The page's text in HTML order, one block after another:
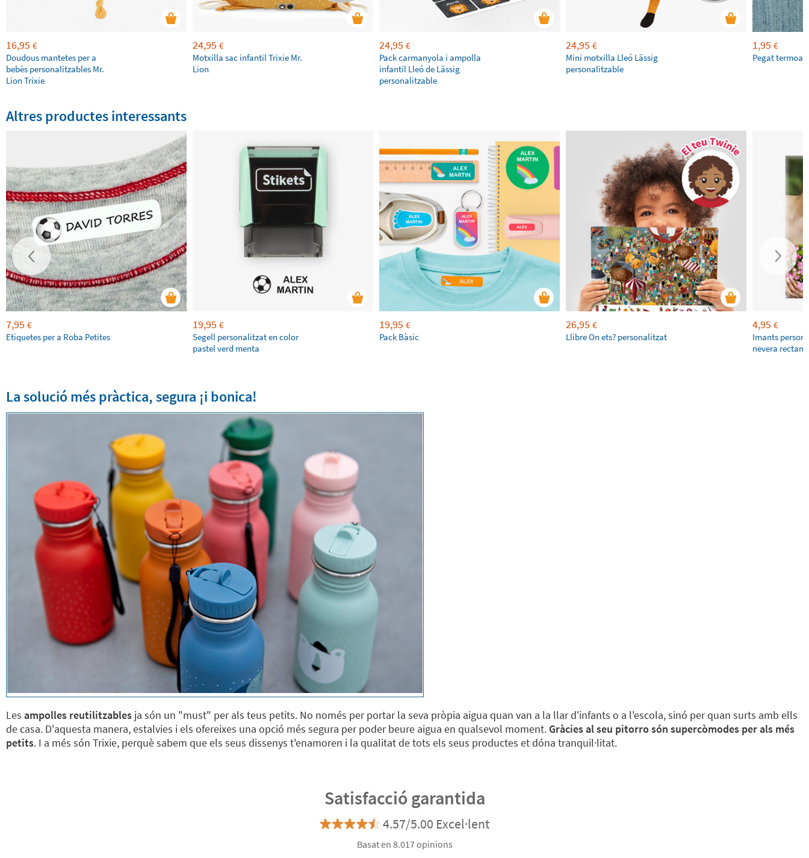
16,95 €
Doudous mantetes per a
bebès personalitzables Mr.
Lion Trixie
24,95 €
Motxilla sac infantil Trixie Mr.
Lion
24,95 €
Pack carmanyola i ampolla
infantil Lleó de Lässig
personalitzable
24,95 €
Mini motxilla Lleó Lässig
personalitzable
1,95 €
Pegat
Altres productes interessants
7,95 €
Etiquetes per a Roba Petites
19,95 €
Segell personalitzat en color
pastel verd menta
19,95 €
Pack Bàsic
26,95 €
Llibre On ets? personalitzat
4,95 €
Imants
nevera
La solució més pràctica, segura ¡i bonica!
Les ampolles reutilitzables ja són un "must" per als teus petits. No només per portar la seva pròpia aigua quan van a la llar d'infants o a l'escola, sinó per quan surts amb ells
de casa. D'aquesta manera, estalvies i els ofereixes una opció més segura per poder beure aigua en qualsevol moment. Gràcies al seu pitorro són supercòmodes per als més
petits. I a més són Trixie, perquè sabem que els seus dissenys t'enamoren i la qualitat de tots els seus productes et dóna tranquil·litat.
Satisfacció garantida
4.57/5.00 Excel·lent
Basat en 8.017 opinions